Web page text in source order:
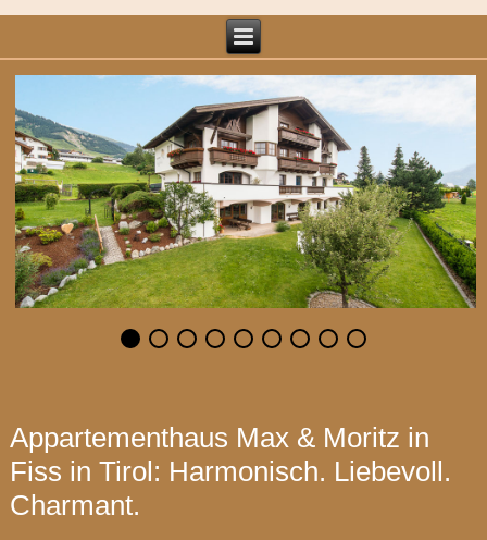
Appartementhaus Max & Moritz in
Fiss in Tirol: Harmonisch. Liebevoll.
Charmant.